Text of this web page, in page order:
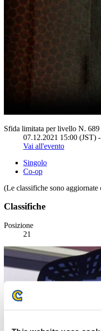
Sfida limitata per livello N. 689
07.12.2021 15:00 (JST)
Vai all'evento
Singolo
Co-op
(Le classifiche sono aggiornate
Classifiche
Posizione
21